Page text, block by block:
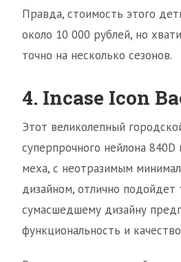
Правда, стоимость этого
около 10 000 рублей, но
точно на несколько сезонов.
4. Incase Icon
Этот великолепный
суперпрочного нейлона 840D
меха, с неотразимым
дизайном, отлично подойдет
сумасшедшему дизайну
функциональность и